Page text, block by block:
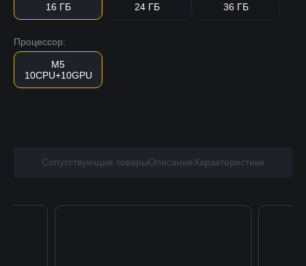
16 ГБ 24 ГБ 36 ГБ
Процессор:
M5
10CPU+10GPU
Сопутствующие товарыОписаниеХарактеристики